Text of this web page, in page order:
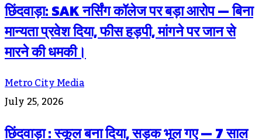
छिंदवाड़ा: SAK नर्सिंग कॉलेज पर बड़ा आरोप — बिना
मान्यता प्रवेश दिया, फीस हड़पी, मांगने पर जान से
मारने की धमकी।
Metro City Media
July 25, 2026
छिंदवाड़ा : स्कूल बना दिया, सड़क भूल गए — 7 साल